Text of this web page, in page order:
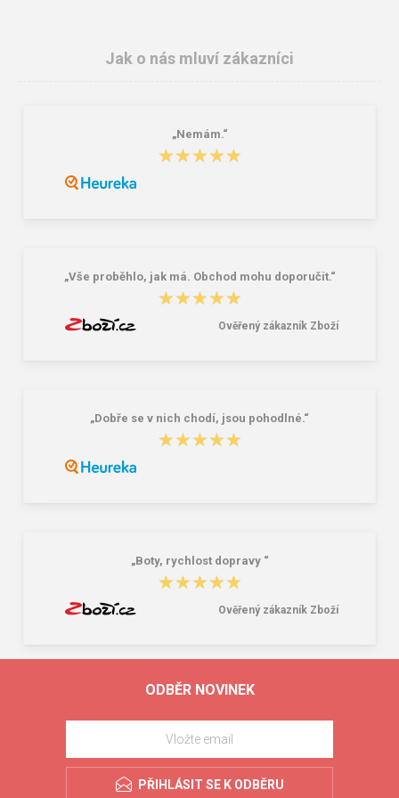
Jak o nás mluví zákazníci
„Nemám.“
★★★★★
★★★★★
„Vše proběhlo, jak má. Obchod mohu doporučit.“
★★★★★
★★★★★
Ověřený zákazník Zboží
„Dobře se v nich chodí, jsou pohodlné.“
★★★★★
★★★★★
„Boty, rychlost dopravy “
★★★★★
★★★★★
Ověřený zákazník Zboží
ODBĚR NOVINEK
PŘIHLÁSIT SE K ODBĚRU